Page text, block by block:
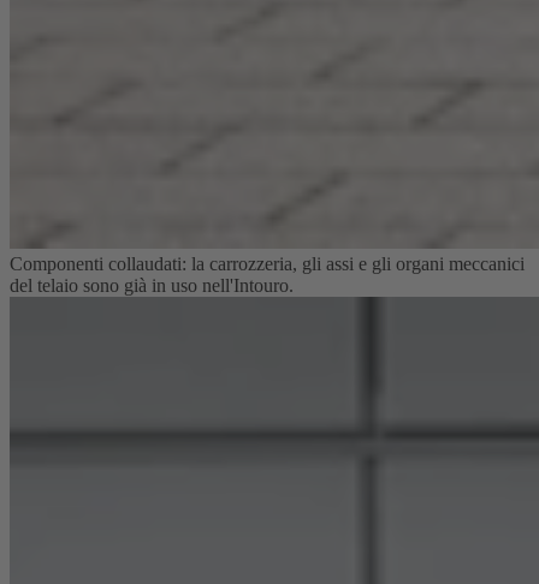
Componenti collaudati: la carrozzeria, gli assi e gli organi meccanici
del telaio sono già in uso nell'Intouro.